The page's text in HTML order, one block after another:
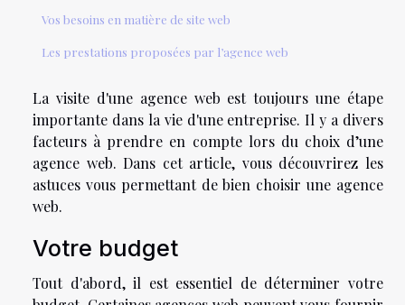
Vos besoins en matière de site web
Les prestations proposées par l’agence web
La visite d'une agence web est toujours une étape
importante dans la vie d'une entreprise. Il y a divers
facteurs à prendre en compte lors du choix d’une
agence web. Dans cet article, vous découvrirez les
astuces vous permettant de bien choisir une agence
web.
Votre budget
Tout d'abord, il est essentiel de déterminer votre